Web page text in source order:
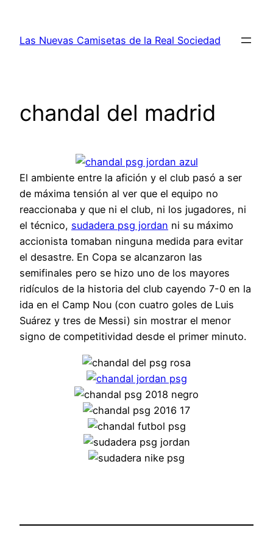
contenido
Las Nuevas Camisetas de la Real Sociedad
chandal del madrid
El ambiente entre la afición y el club pasó a ser
de máxima tensión al ver que el equipo no
reaccionaba y que ni el club, ni los jugadores, ni
el técnico, sudadera psg jordan ni su máximo
accionista tomaban ninguna medida para evitar
el desastre. En Copa se alcanzaron las
semifinales pero se hizo uno de los mayores
ridículos de la historia del club cayendo 7-0 en la
ida en el Camp Nou (con cuatro goles de Luis
Suárez y tres de Messi) sin mostrar el menor
signo de competitividad desde el primer minuto.